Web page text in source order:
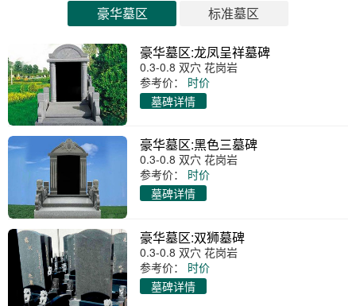
豪华墓区 标准墓区
豪华墓区:龙凤呈祥墓碑
0.3-0.8 双穴 花岗岩
参考价：
时价
墓碑详情
豪华墓区:黑色三墓碑
0.3-0.8 双穴 花岗岩
参考价：
时价
墓碑详情
豪华墓区:双狮墓碑
0.3-0.8 双穴 花岗岩
参考价：
时价
墓碑详情